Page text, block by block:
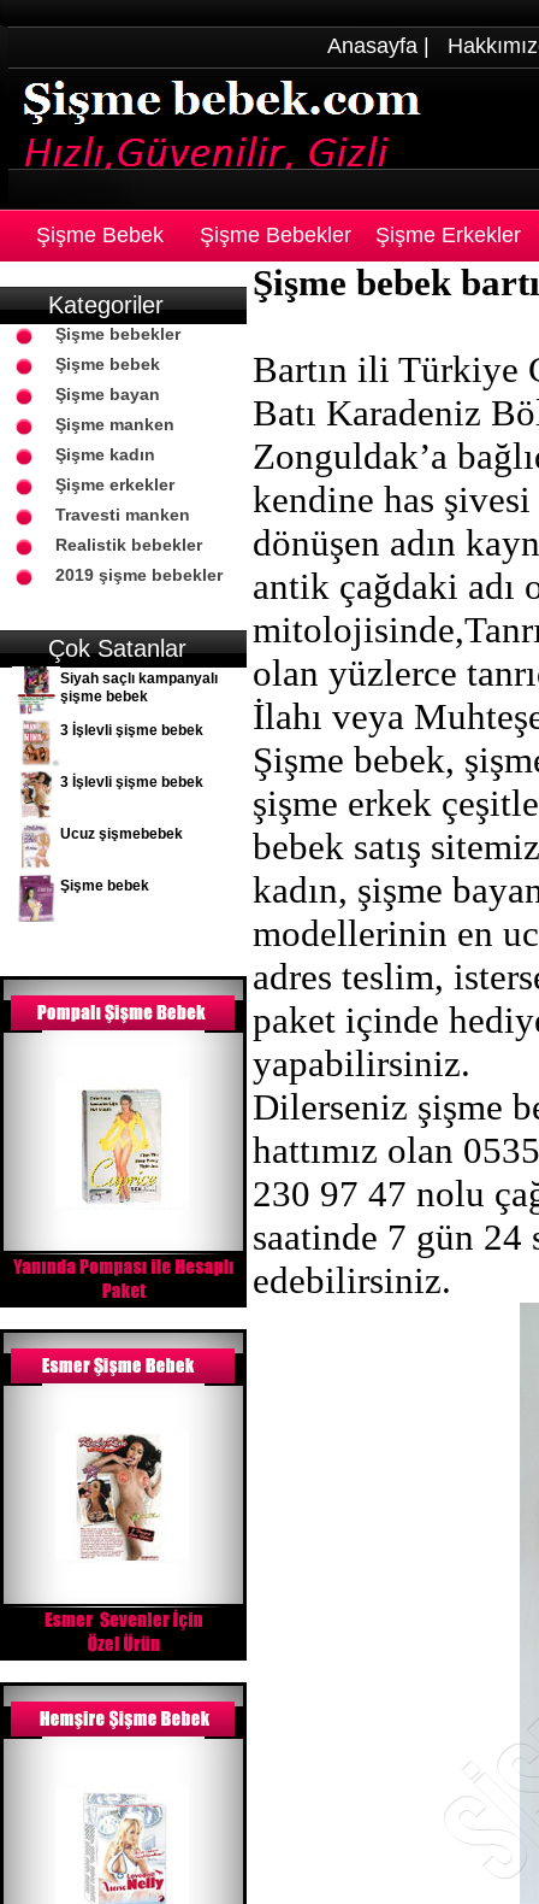
Anasayfa
Şişme Bebek Şişme Bebekler Şişme Erkekler
Kategoriler
Şişme bebekler
Şişme bebek
Şişme bayan
Şişme manken
Şişme kadın
Şişme erkekler
Travesti manken
Realistik bebekler
2019 şişme bebekler
Çok Satanlar
Siyah saçlı kampanyalı
şişme bebek
3 İşlevli şişme bebek
3 İşlevli şişme bebek
Ucuz şişmebebek
Şişme bebek
Şişme bebek
Bartın ili Türkiye
Batı Karadeniz
Zonguldak’a
kendine has şivesi
dönüşen adın
antik çağdaki adı
olan yüzlerce
İlahı veya
Şişme bebek,
şişme erkek
bebek satış
kadın, şişme
modellerinin en
adres teslim,
paket içinde
yapabilirsiniz.
Dilerseniz şişme
hattımız olan
230 97 47 nolu
saatinde 7 gün 24
edebilirsiniz.